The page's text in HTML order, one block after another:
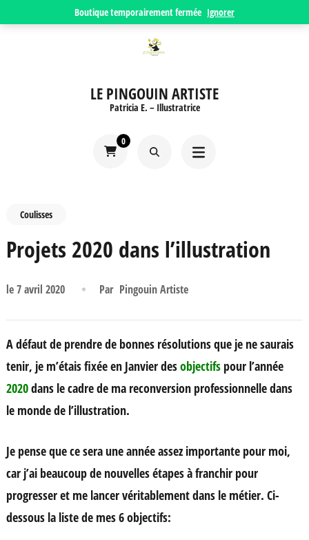
Boutique temporairement fermée Ignorer
LE PINGOUIN ARTISTE
Patricia E. – Illustratrice
0
Coulisses
Projets 2020 dans l’illustration
le7 avril 2020 Par Pingouin Artiste
A défaut de prendre de bonnes résolutions que je ne saurais
tenir, je m’étais fixée en Janvier desobjectifspour l’année
2020dans le cadre de ma reconversion professionnelle dans
le monde de l’illustration.
Je pense que ce sera une année assez importante pour moi,
car j’ai beaucoup de nouvelles étapes à franchir pour
progresser et me lancer véritablement dans le métier. Ci-
dessous la liste de mes 6 objectifs: